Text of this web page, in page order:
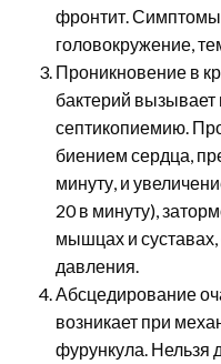
фронтит.
головокружение,
Проникновение в
бактерий вызывает
септикопиемию.
биением сердца,
минуту, и
20 в минуту),
мышцах и
давления.
Абсцедирование
возникает при
фурункула. Нельзя